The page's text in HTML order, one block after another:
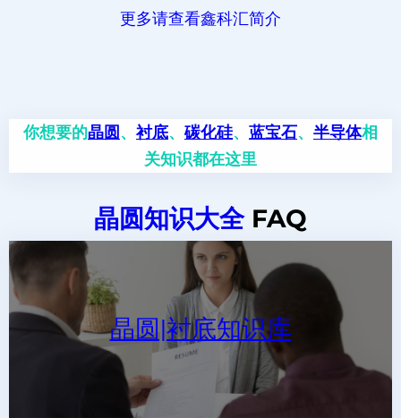
更多请查看鑫科汇简介
你想要的晶圆 、衬底、 碳化硅、 蓝宝石、 半导体相
关知识都在这里
晶圆知识大全FAQ
晶圆|衬底知识库